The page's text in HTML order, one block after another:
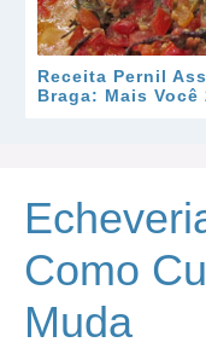
Receita Pernil
Braga: Mais Você
Como
Muda